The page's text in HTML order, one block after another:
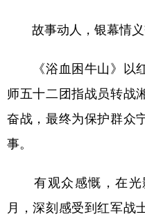
故事动人，银幕情
《浴血困牛山》以红
师五十二团指战员转战
奋战，最终为保护群众
事。
有观众感慨，在光
月，深刻感受到红军战